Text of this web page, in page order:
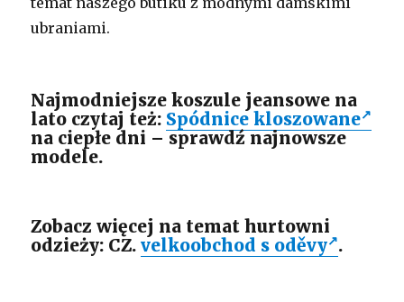
ubraniami.
Najmodniejsze koszule jeansowe na
lato czytaj też: Spódnice kloszowane
na ciepłe dni – sprawdź najnowsze
modele.
Zobacz więcej na temat hurtowni
odzieży: CZ.velkoobchod s oděvy .